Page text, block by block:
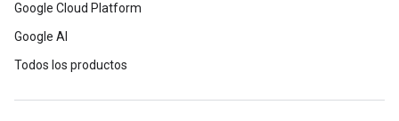
Google Cloud Platform
Google AI
Todos los productos